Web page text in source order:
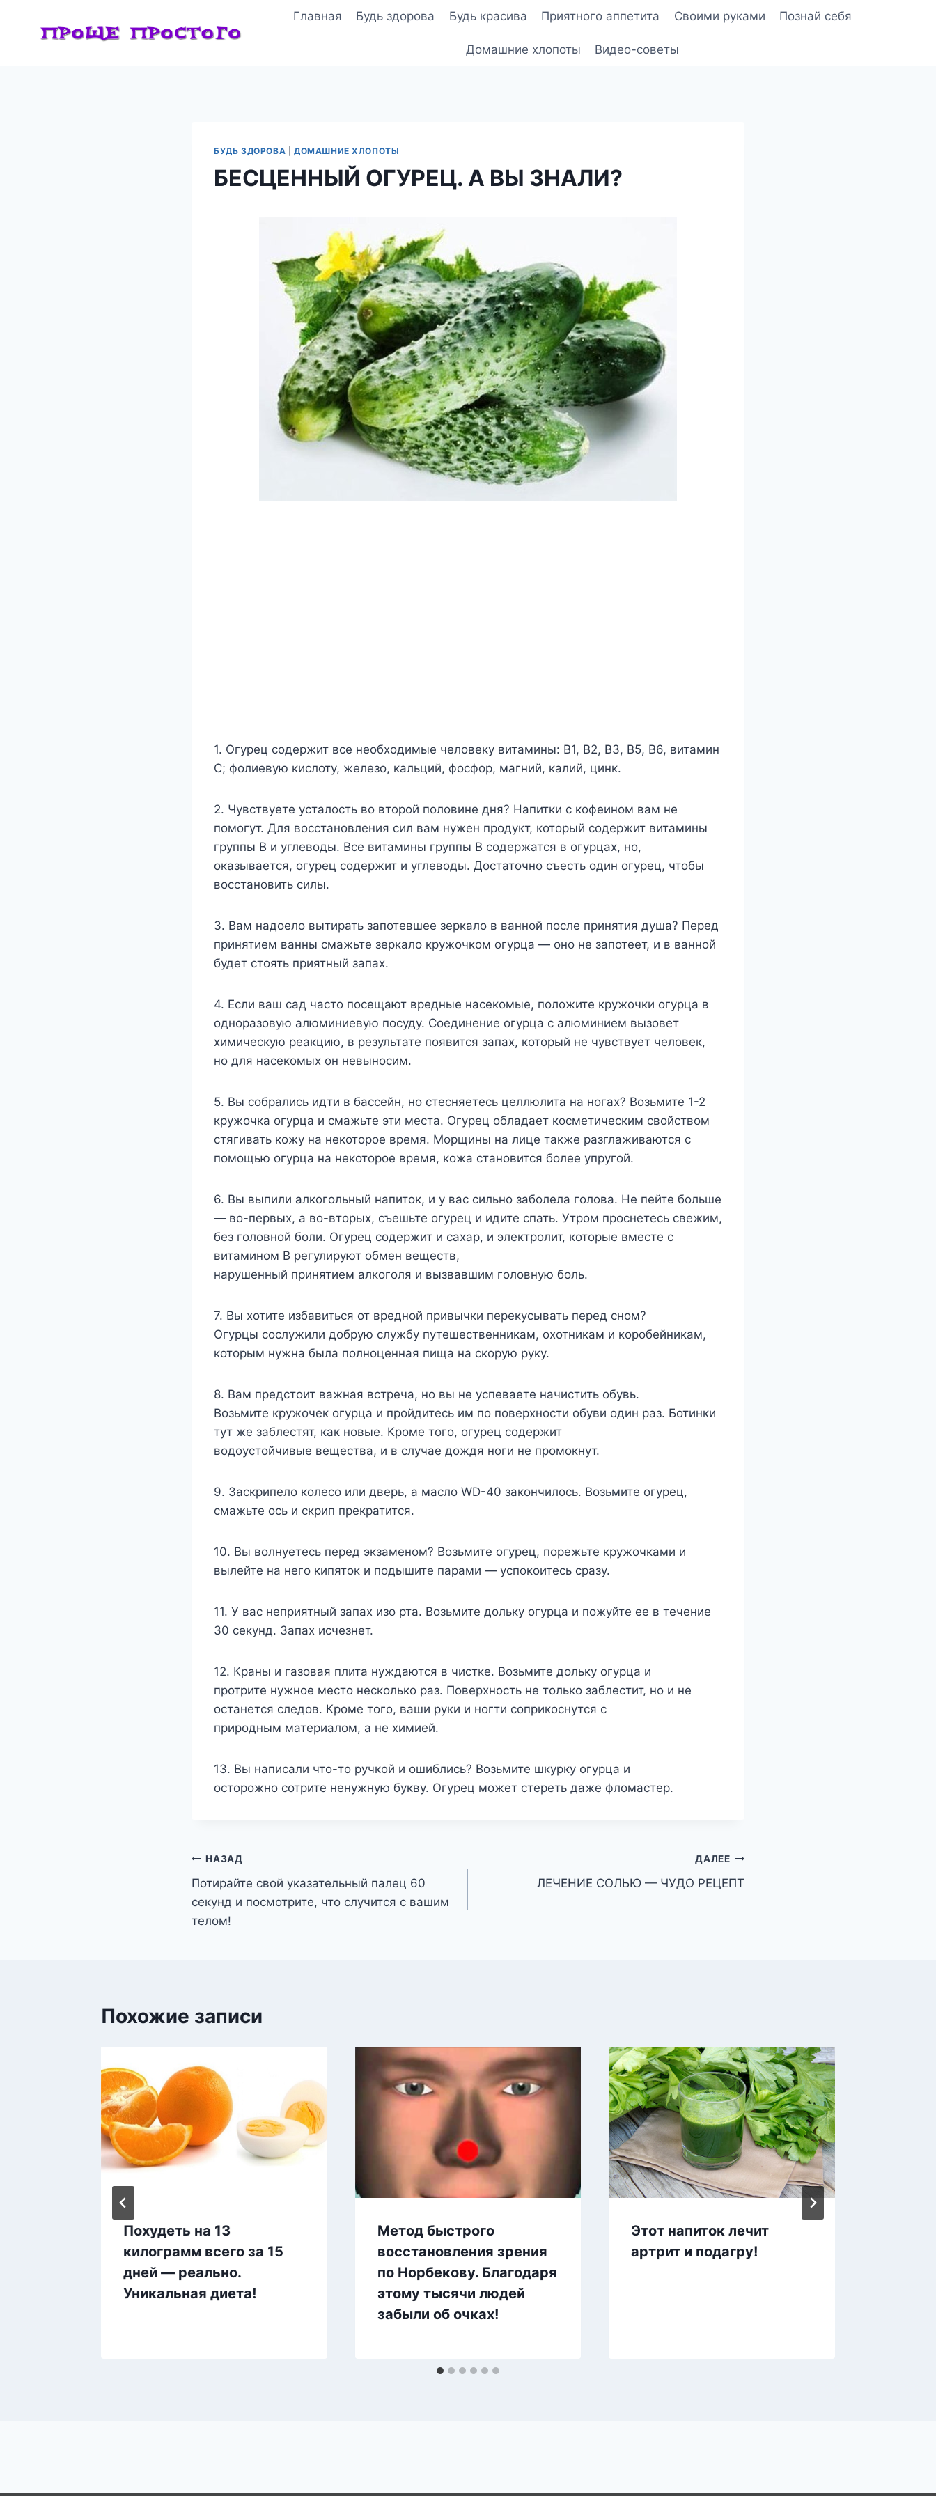
Главная Будь здорова Будь красива Приятного аппетита Своими руками Познай себя
Домашние хлопоты Видео-советы
БУДЬ ЗДОРОВА ДОМАШНИЕ ХЛОПОТЫ
БЕСЦЕННЫЙ ОГУРЕЦ. А ВЫ ЗНАЛИ?
1. Огурец содержит все необходимые человеку витамины: В1, В2, В3, В5, В6, витамин
С; фолиевую кислоту, железо, кальций, фосфор, магний, калий, цинк.
2. Чувствуете усталость во второй половине дня? Напитки с кофеином вам не
помогут. Для восстановления сил вам нужен продукт, который содержит витамины
группы В и углеводы. Все витамины группы В содержатся в огурцах, но,
оказывается, огурец содержит и углеводы. Достаточно съесть один огурец, чтобы
восстановить силы.
3. Вам надоело вытирать запотевшее зеркало в ванной после принятия душа? Перед
принятием ванны смажьте зеркало кружочком огурца — оно не запотеет, и в ванной
будет стоять приятный запах.
4. Если ваш сад часто посещают вредные насекомые, положите кружочки огурца в
одноразовую алюминиевую посуду. Соединение огурца с алюминием вызовет
химическую реакцию, в результате появится запах, который не чувствует человек,
но для насекомых он невыносим.
5. Вы собрались идти в бассейн, но стесняетесь целлюлита на ногах? Возьмите 1-2
кружочка огурца и смажьте эти места. Огурец обладает косметическим свойством
стягивать кожу на некоторое время. Морщины на лице также разглаживаются с
помощью огурца на некоторое время, кожа становится более упругой.
6. Вы выпили алкогольный напиток, и у вас сильно заболела голова. Не пейте больше
— во-первых, а во-вторых, съешьте огурец и идите спать. Утром проснетесь свежим,
без головной боли. Огурец содержит и сахар, и электролит, которые вместе с
витамином В регулируют обмен веществ,
нарушенный принятием алкоголя и вызвавшим головную боль.
7. Вы хотите избавиться от вредной привычки перекусывать перед сном?
Огурцы сослужили добрую службу путешественникам, охотникам и коробейникам,
которым нужна была полноценная пища на скорую руку.
8. Вам предстоит важная встреча, но вы не успеваете начистить обувь.
Возьмите кружочек огурца и пройдитесь им по поверхности обуви один раз. Ботинки
тут же заблестят, как новые. Кроме того, огурец содержит
водоустойчивые вещества, и в случае дождя ноги не промокнут.
9. Заскрипело колесо или дверь, а масло WD-40 закончилось. Возьмите огурец,
смажьте ось и скрип прекратится.
10. Вы волнуетесь перед экзаменом? Возьмите огурец, порежьте кружочками и
вылейте на него кипяток и подышите парами — успокоитесь сразу.
11. У вас неприятный запах изо рта. Возьмите дольку огурца и пожуйте ее в течение
30 секунд. Запах исчезнет.
12. Краны и газовая плита нуждаются в чистке. Возьмите дольку огурца и
протрите нужное место несколько раз. Поверхность не только заблестит, но и не
останется следов. Кроме того, ваши руки и ногти соприкоснутся с
природным материалом, а не химией.
13. Вы написали что-то ручкой и ошиблись? Возьмите шкурку огурца и
осторожно сотрите ненужную букву. Огурец может стереть даже фломастер.
Навигация
по
записям
НАЗАД
Потирайте свой указательный палец 60
секунд и посмотрите, что случится с вашим
телом!
ДАЛЕЕ
ЛЕЧЕНИЕ СОЛЬЮ — ЧУДО РЕЦЕПТ
Похожие записи
Похудеть на 13
килограмм всего за 15
дней — реально.
Уникальная диета!
Метод быстрого
восстановления зрения
по Норбекову. Благодаря
этому тысячи людей
забыли об очках!
Этот напиток лечит
артрит и подагру!